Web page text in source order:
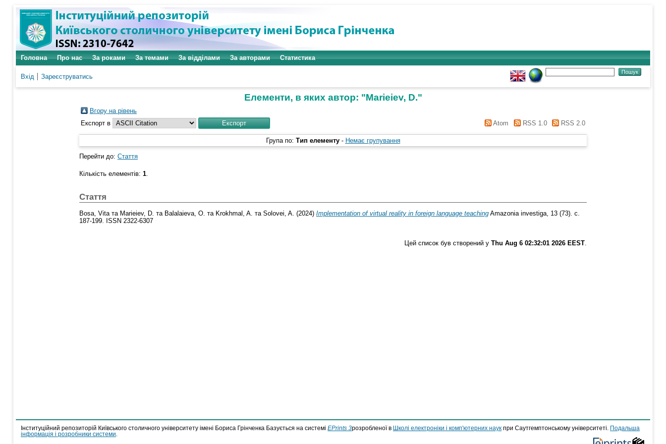
Головна Про нас За роками За темами За відділами За авторами Статистика
Вхід Зареєструватись
Елементи, в яких автор: "Marieiev, D."
Вгору на рівень
Експорт в
Atom RSS 1.0 RSS 2.0
Група по: Тип елементу - Немає групування
Перейти до: Стаття
Кількість елементів: 1.
Стаття
Bosa, Vita та Marieiev, D. та Balalaieva, O. та Krokhmal, A. та Solovei, A. (2024) Implementation of virtual reality in foreign language teaching Amazonia investiga, 13 (73). с.
187-199. ISSN 2322-6307
Цей список був створений у Thu Aug 6 02:32:01 2026 EEST
Інституційний репозиторій Київського столичного університету імені Бориса Грінченка Базується на системі EPrints 3розробленої в Школі електроніки і комп'ютерних наук при Саутгемптонському університеті.
Подальша
інформація і розробники системи